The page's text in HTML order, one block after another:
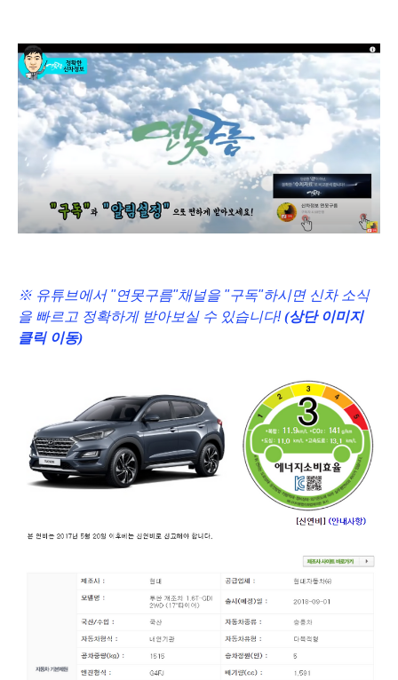
※ 유튜브에서 "연못구름"채널을 "구독"하시면 신차 소식
을 빠르고 정확하게 받아보실 수 있습니다!(상단 이미지
클릭 이동)